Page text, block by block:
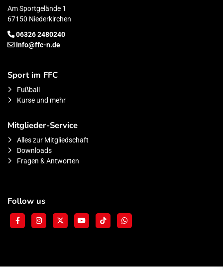
Am Sportgelände 1
67150 Niederkirchen
06326 2480240
Info@ffc-n.de
Sport im FFC
Fußball
Kurse und mehr
Mitglieder-Service
Alles zur Mitgliedschaft
Downloads
Fragen & Antworten
Follow us